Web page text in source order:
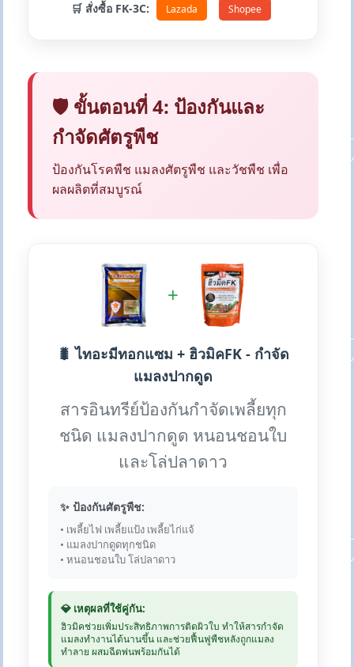
🛒 สั่งซื้อ FK-3C: Lazada Shopee
🛡️ ขั้นตอนที่ 4: ป้องกันและ
กำจัดศัตรูพืช
ป้องกันโรคพืช แมลงศัตรูพืช และวัชพืช เพื่อ
ผลผลิตที่สมบูรณ์
+
🐛 ไทอะมีทอกแซม + ฮิวมิคFK - กำจัด
แมลงปากดูด
สารอินทรีย์ป้องกันกำจัดเพลี้ยทุก
ชนิด แมลงปากดูด หนอนชอนใบ
และโล่ปลาดาว
✨ ป้องกันศัตรูพืช:
• เพลี้ยไฟ เพลี้ยแป้ง เพลี้ยไก่แจ้
• แมลงปากดูดทุกชนิด
• หนอนชอนใบ โล่ปลาดาว
💎 เหตุผลที่ใช้คู่กัน:
ฮิวมิคช่วยเพิ่มประสิทธิภาพการติดผิวใบ ทำให้สารกำจัด
แมลงทำงานได้นานขึ้น และช่วยฟื้นฟูพืชหลังถูกแมลง
ทำลาย ผสมฉีดพ่นพร้อมกันได้